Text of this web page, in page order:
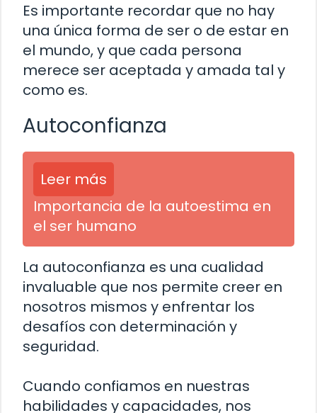
Es importante recordar que no hay
una única forma de ser o de estar en
el mundo, y que cada persona
merece ser aceptada y amada tal y
como es.
Autoconfianza
Leer más
Importancia de la autoestima en
el ser humano
La autoconfianza es una cualidad
invaluable que nos permite creer en
nosotros mismos y enfrentar los
desafíos con determinación y
seguridad.
Cuando confiamos en nuestras
habilidades y capacidades, nos